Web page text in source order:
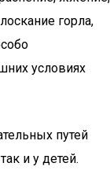
горла,
условиях
путей
и у детей.